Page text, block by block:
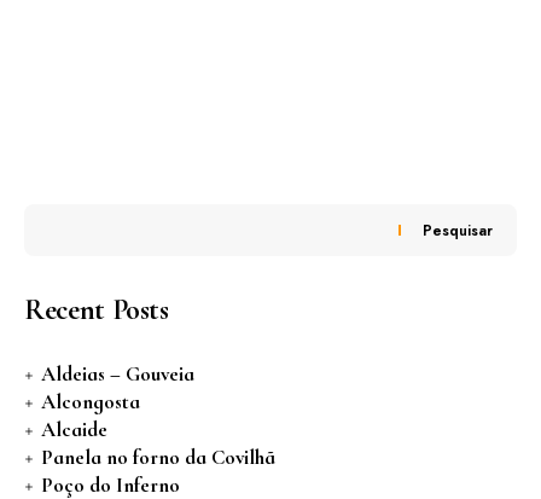
Pesquisar
Recent Posts
Aldeias – Gouveia
Alcongosta
Alcaide
Panela no forno da Covilhã
Poço do Inferno